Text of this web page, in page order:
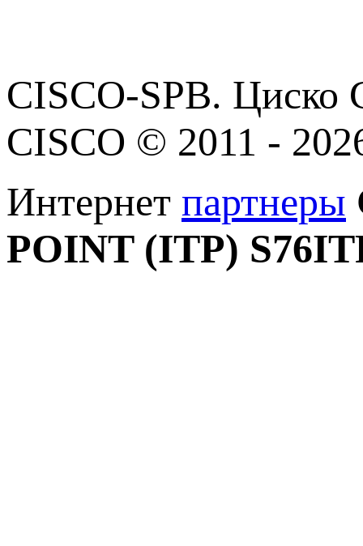
CISCO-SPB. Циско
CISCO © 2011 -
Интернет партнеры
POINT (ITP)